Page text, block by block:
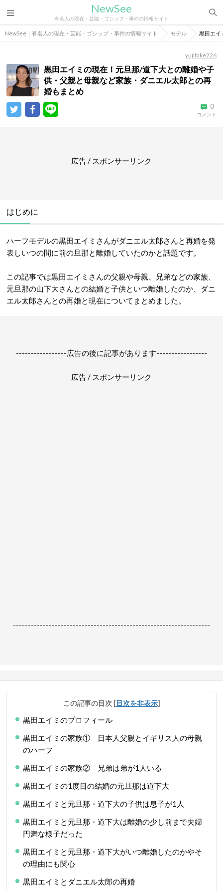
NewSee
有名人の現在・芸能・ゴシップ・事件の情報サイト
NewSee｜有名人の現在・芸能・ゴシップ・事件の情報サイト モデル 黒田エイ
yujitake226
黒田エイミの現在！元旦那/道下大との離婚や子
供・父親と母親など家族・ダニエル太郎との再
婚もまとめ
0
コメント
広告 / スポンサーリンク
はじめに
ハーフモデルの黒田エイミさんがダニエル太郎さんと再婚を発
表しいつの間に前の旦那と離婚していたのかと話題です。
この記事では黒田エイミさんの父親や母親、兄弟などの家族、
元旦那の山下大さんとの結婚と子供といつ離婚したのか、ダニ
エル太郎さんとの再婚と現在についてまとめました。
-----------------広告の後に記事があります-----------------
広告 / スポンサーリンク
------------------------------------------------------------------
この記事の目次 [目次を非表示]
黒田エイミのプロフィール
黒田エイミの家族① 日本人父親とイギリス人の母親
のハーフ
黒田エイミの家族② 兄弟は弟が1人いる
黒田エイミの1度目の結婚の元旦那は道下大
黒田エイミと元旦那・道下大の子供は息子が1人
黒田エイミと元旦那・道下大は離婚の少し前まで夫婦
円満な様子だった
黒田エイミと元旦那・道下大がいつ離婚したのかやそ
の理由にも関心
黒田エイミとダニエル太郎の再婚